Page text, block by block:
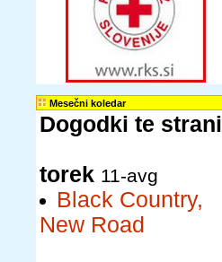
Mesečni koledar
Dogodki te strani
torek 11-avg
Black Country,
New Road